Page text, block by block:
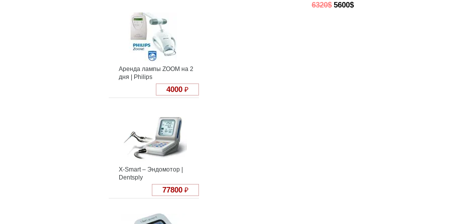
Аренда лампы ZOOM на 2
дня | Philips
4000 ₽
X-Smart – Эндомотор |
Dentsply
77800 ₽
6320$ 5600$